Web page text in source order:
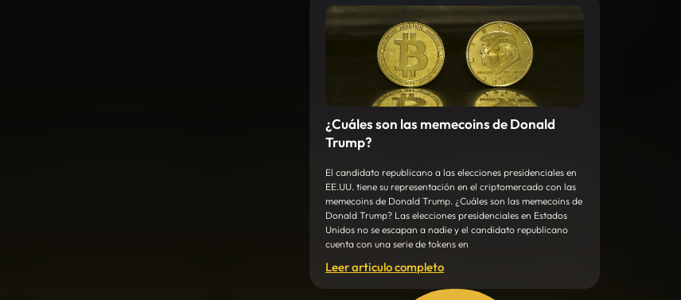
¿Cuáles son las memecoins de Donald
Trump?
El candidato republicano a las elecciones presidenciales en
EE.UU. tiene su representación en el criptomercado con las
memecoins de Donald Trump. ¿Cuáles son las memecoins de
Donald Trump? Las elecciones presidenciales en Estados
Unidos no se escapan a nadie y el candidato republicano
cuenta con una serie de tokens en
Leer articulo completo